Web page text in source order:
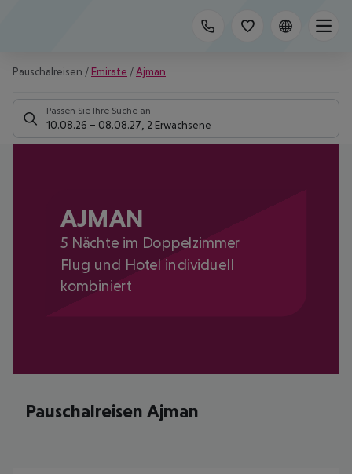
Pauschalreisen / Emirate /Ajman
Passen Sie Ihre Suche an
10.08.26 – 08.08.27 2 Erwachsene
AJMAN
5 Nächte im Doppelzimmer
Flug und Hotel individuell
kombiniert
Pauschalreisen Ajman